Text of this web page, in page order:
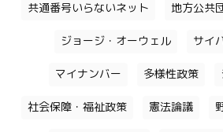
共通番号いらないネット 地方公共
ジョージ・オーウェル サイ
マイナンバー 多様性政策
社会保障・福祉政策 憲法論議